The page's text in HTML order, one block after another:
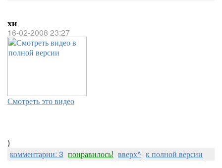
хи
16-02-2008 23:27
Смотреть это видео
)
комментарии: 3 понравилось! вверх^ к полной версии